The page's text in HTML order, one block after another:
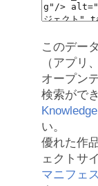
このデー
（アプリ
オープン
検索ができ
い。
優れた作
ェクトサ
マニフェ